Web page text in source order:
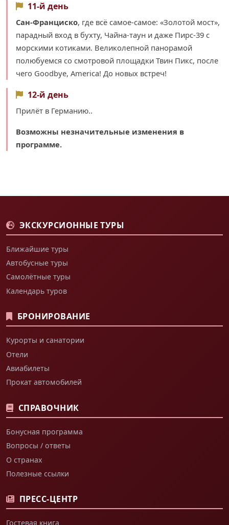
11-й день
Сан-Франциско, где всё самое-самое: «Золотой мост»,
парадный вход в бухту, Чайна-таун и даже Пирс-39 с
морскими котиками. Великолепной панорамой
полюбуемся со смотровой площадки Твин Пикс, после
чего Goodbyе, America! До новых встреч!
12-й день
Прилёт в Германию..
Возможны незначительные изменения в
программе.
ЭКСКУРСИОННЫЕ ТУРЫ
Ближайшие туры
Автобусные туры
Самолётные туры
Календарь туров
БРОНИРОВАНИЕ
Курорты и санатории
Отели
Авиабилеты
Прокат автомобилей
СПРАВОЧНИК
Бонусная программа
Вопросы / ответы
О странах
Полезные ссылки
ПРЕСС-ЦЕНТР
Гостевая книга